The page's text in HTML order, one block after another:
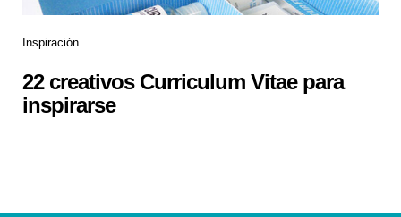
Inspiración
22 creativos Curriculum Vitae para
inspirarse